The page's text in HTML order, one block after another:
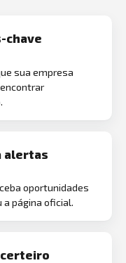
chave
sua empresa
alertas
oportunidades
a página oficial.
certeiro